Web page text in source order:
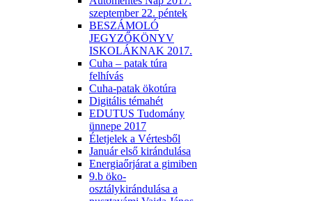
szeptember 22. péntek
BESZÁMOLÓ
JEGYZŐKÖNYV
ISKOLÁKNAK 2017.
Cuha – patak túra
felhívás
Cuha-patak ökotúra
Digitális témahét
EDUTUS Tudomány
ünnepe 2017
Életjelek a Vértesből
Január első kirándulása
Energiaőrjárat a gimiben
9.b öko-
osztálykirándulása a